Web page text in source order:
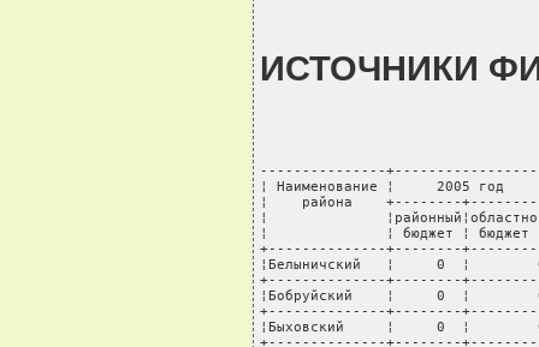
ИСТОЧНИКИ
---------------
¦ Наименование ¦     2005
¦    района    +--------
¦
¦              ¦ бюджет ¦ бюджет  ¦
+--------------+--------
¦Белыничский   ¦     0  ¦
+--------------+--------
¦Бобруйский    ¦     0  ¦
+--------------+--------
¦Быховский     ¦     0  ¦
+--------------+--------